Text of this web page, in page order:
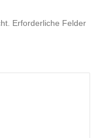
Erforderliche Felder